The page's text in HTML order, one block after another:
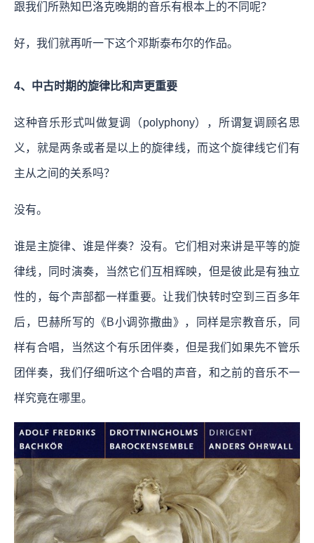
跟我们所熟知巴洛克晚期的音乐有根本上的不同呢？
好，我们就再听一下这个邓斯泰布尔的作品。
4、中古时期的旋律比和声更重要
这种音乐形式叫做复调（polyphony），所谓复调顾名思
义，就是两条或者是以上的旋律线，而这个旋律线它们有
主从之间的关系吗？
没有。
谁是主旋律、谁是伴奏？没有。它们相对来讲是平等的旋
律线，同时演奏，当然它们互相辉映，但是彼此是有独立
性的，每个声部都一样重要。让我们快转时空到三百多年
后，巴赫所写的《B小调弥撒曲》，同样是宗教音乐，同
样有合唱，当然这个有乐团伴奏，但是我们如果先不管乐
团伴奏，我们仔细听这个合唱的声音，和之前的音乐不一
样究竟在哪里。